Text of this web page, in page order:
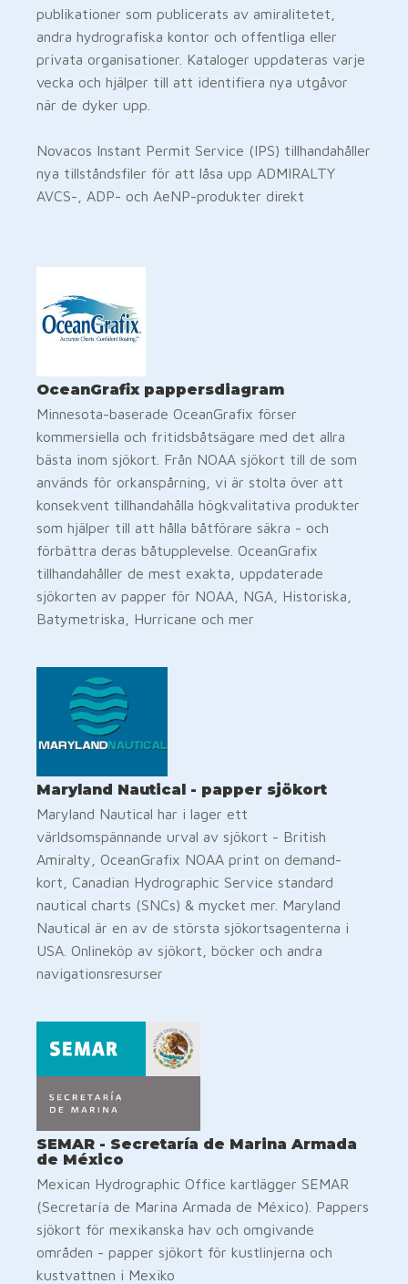
publikationer som publicerats av amiralitetet,
andra hydrografiska kontor och offentliga eller
privata organisationer. Kataloger uppdateras varje
vecka och hjälper till att identifiera nya utgåvor
när de dyker upp.
Novacos Instant Permit Service (IPS) tillhandahåller
nya tillståndsfiler för att låsa upp ADMIRALTY
AVCS-, ADP- och AeNP-produkter direkt
OceanGrafix pappersdiagram
Minnesota-baserade OceanGrafix förser
kommersiella och fritidsbåtsägare med det allra
bästa inom sjökort. Från NOAA sjökort till de som
används för orkanspårning, vi är stolta över att
konsekvent tillhandahålla högkvalitativa produkter
som hjälper till att hålla båtförare säkra - och
förbättra deras båtupplevelse. OceanGrafix
tillhandahåller de mest exakta, uppdaterade
sjökorten av papper för NOAA, NGA, Historiska,
Batymetriska, Hurricane och mer
Maryland Nautical - papper sjökort
Maryland Nautical har i lager ett
världsomspännande urval av sjökort - British
Amiralty, OceanGrafix NOAA print on demand-
kort, Canadian Hydrographic Service standard
nautical charts (SNCs) & mycket mer. Maryland
Nautical är en av de största sjökortsagenterna i
USA. Onlineköp av sjökort, böcker och andra
navigationsresurser
SEMAR - Secretaría de Marina Armada
de México
Mexican Hydrographic Office kartlägger SEMAR
(Secretaría de Marina Armada de México). Pappers
sjökort för mexikanska hav och omgivande
områden - papper sjökort för kustlinjerna och
kustvattnen i Mexiko